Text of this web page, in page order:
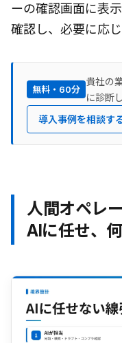
ーの確認画面に表
確認し、必要に応
無料・60分
貴社の
に診断
導入事例を相談す
人間オペレ
AIに任せ、